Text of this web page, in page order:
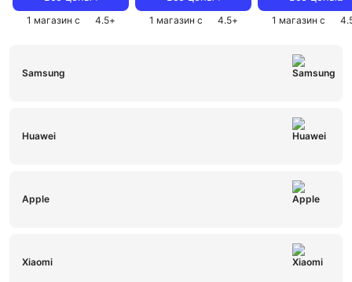
1 магазин с 4.5+ 1 магазин с 4.5+ 1 магазин с
Samsung
Huawei
Apple
Xiaomi